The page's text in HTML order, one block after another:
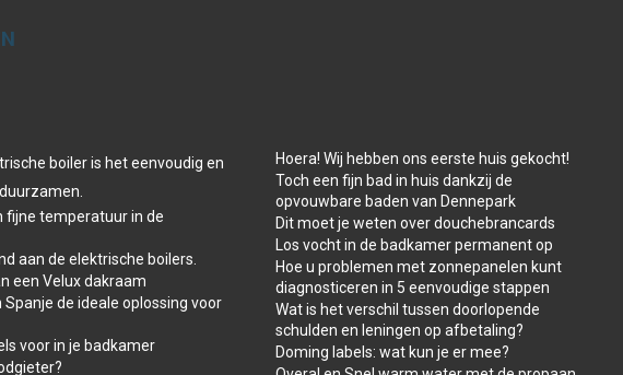
boiler is het eenvoudig en
fijne temperatuur in de
aan de elektrische boilers.
een Velux dakraam
Spanje de ideale oplossing voor
voor in je badkamer
Hoera! Wij hebben ons eerste huis gekocht!
Toch een fijn bad in huis dankzij de
opvouwbare baden van Dennepark
Dit moet je weten over douchebrancards
Los vocht in de badkamer permanent op
Hoe u problemen met zonnepanelen kunt
diagnosticeren in 5 eenvoudige stappen
Wat is het verschil tussen doorlopende
schulden en leningen op afbetaling?
Doming labels: wat kun je er mee?